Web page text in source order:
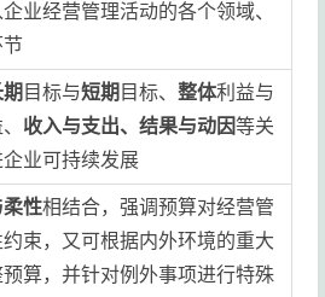
业经营管理活动的各个领域、
节
目标与短期 目标、整体利益与
收入与支出、结果与动因等关
业可持续发展
柔性相结合，强调预算对经营管
束，又可根据内外环境的重大
算，并针对例外事项进行特殊